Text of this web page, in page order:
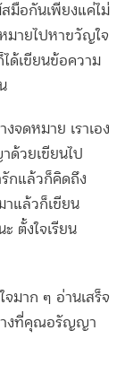
มือกันเพียงแค่ไม่
มายไปหาขวัญใจ
ด้เขียนข้อความ
จดหมาย เราเอง
ด้วยเขียนไป
รักแล้วก็คิดถึง
แล้วก็เขียน
ตั้งใจเรียน
จมาก ๆ อ่านเสร็จ
างที่คุณอรัญญา